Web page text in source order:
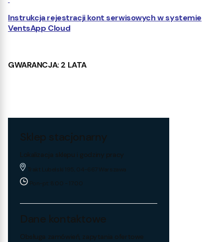
Instrukcja rejestracji kont serwisowych w systemie
VentsApp Cloud
GWARANCJA: 2 LATA
Sklep stacjonarny
Lokalizacja sklepu i godziny pracy
Trakt Lubelski 195, 04-667 Warszawa
Pon-pt: 8:00 - 17:00
Dane kontaktowe
Obsługa zamówień, zapytania ofertowe